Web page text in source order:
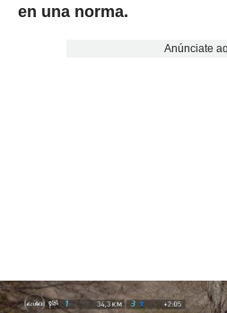
en una norma.
Anúnciate